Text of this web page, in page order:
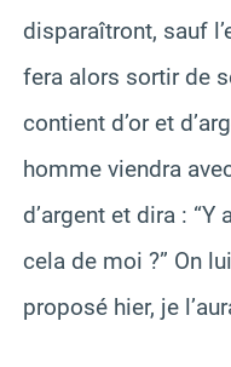
disparaîtront, sauf
fera alors sortir de
contient d’or et
homme viendra
d’argent et dira : “Y
cela de moi ?” On
proposé hier, je